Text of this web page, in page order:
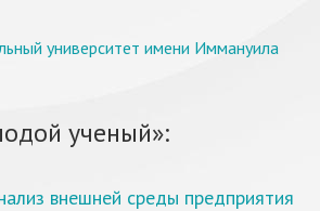
университет имени Иммануила
ученый»:
внешней среды предприятия